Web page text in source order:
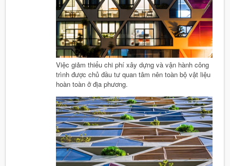
Việc giảm thiểu chi phí xây dựng và vận hành công
trình được chủ đầu tư quan tâm nên toàn bộ vật liệu
hoàn toàn ở địa phương.